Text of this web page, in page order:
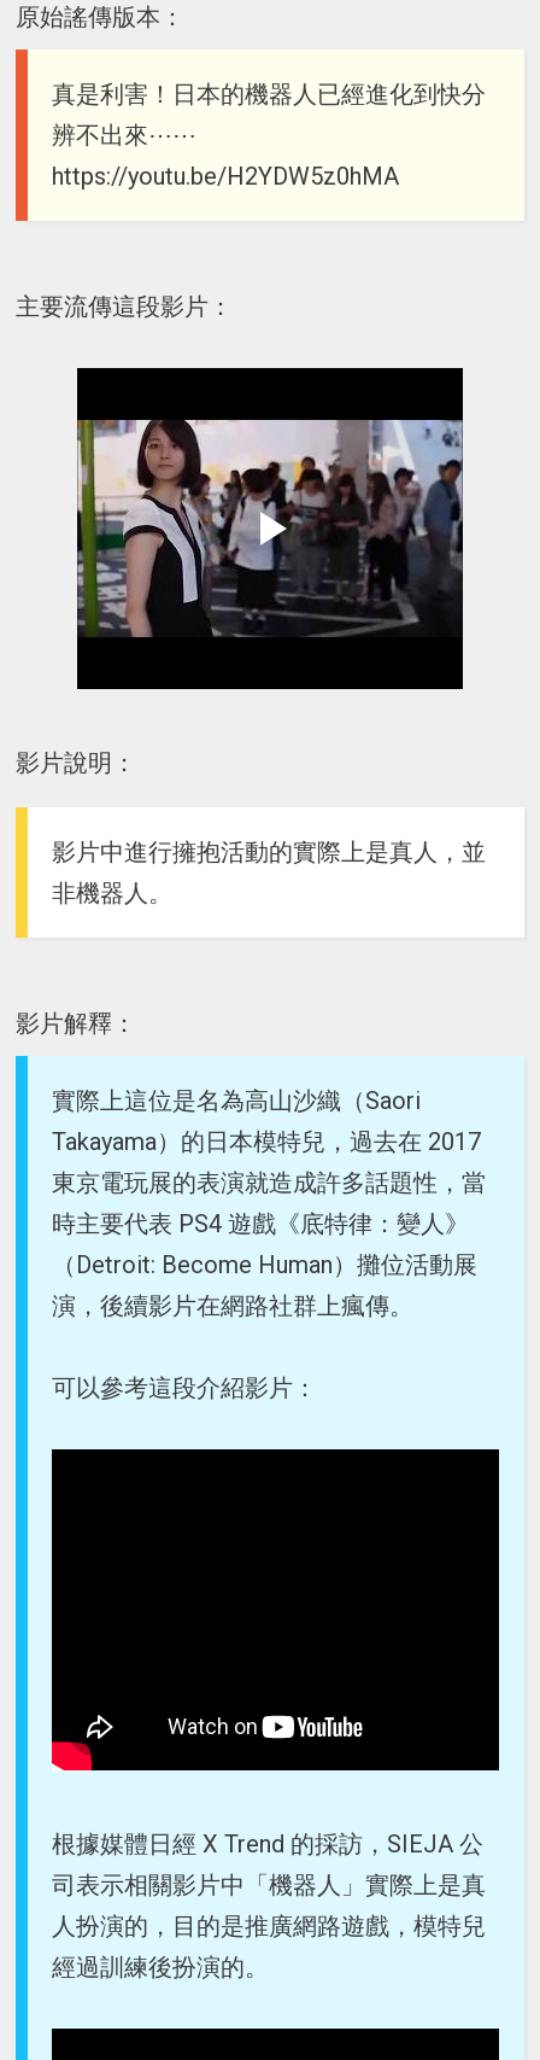
原始謠傳版本：
真是利害！日本的機器人已經進化到快分
辨不出來⋯⋯
https://youtu.be/H2YDW5z0hMA
主要流傳這段影片：
影片說明：
影片中進行擁抱活動的實際上是真人，並
非機器人。
影片解釋：
實際上這位是名為高山沙織（Saori
Takayama）的日本模特兒，過去在 2017
東京電玩展的表演就造成許多話題性，當
時主要代表 PS4 遊戲《底特律：變人》
（Detroit: Become Human）攤位活動展
演，後續影片在網路社群上瘋傳。
可以參考這段介紹影片：
根據媒體日經 X Trend 的採訪，SIEJA 公
司表示相關影片中「機器人」實際上是真
人扮演的，目的是推廣網路遊戲，模特兒
經過訓練後扮演的。